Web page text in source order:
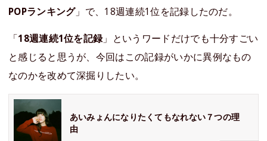
POPランキング」で、18週連続1位を記録したのだ。
「18週連続1位を記録 」というワードだけでも十分すごい
と感じると思うが、今回はこの記録がいかに異例なもの
なのかを改めて深掘りしたい。
あいみょんになりたくてもなれない７つの理
由